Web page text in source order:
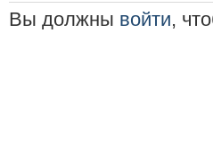
Вы должны войти,